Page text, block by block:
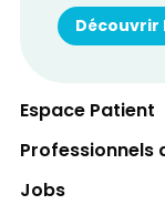
Découvrir
Espace Patient
Professionnels
Jobs